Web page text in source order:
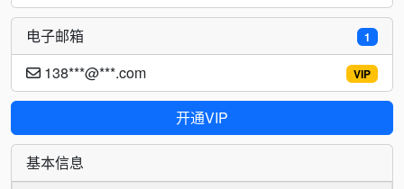
1
电子邮箱
VIP
138***@***.com
开通VIP
基本信息